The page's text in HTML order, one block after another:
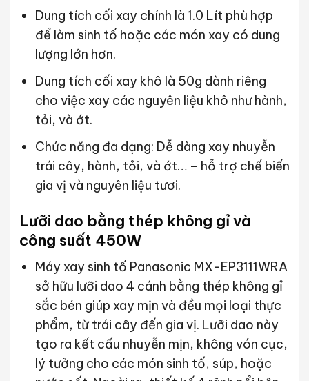
Dung tích cối xay chính là 1.0 Lít phù hợp
để làm sinh tố hoặc các món xay có dung
lượng lớn hơn.
Dung tích cối xay khô là 50g dành riêng
cho việc xay các nguyên liệu khô như hành,
tỏi, và ớt.
Chức năng đa dạng: Dễ dàng xay nhuyễn
trái cây, hành, tỏi, và ớt… – hỗ trợ chế biến
gia vị và nguyên liệu tươi.
Lưỡi dao bằng thép không gỉ và
công suất 450W
Máy xay sinh tố Panasonic MX-EP3111WRA
sở hữu lưỡi dao 4 cánh bằng thép không gỉ
sắc bén giúp xay mịn và đều mọi loại thực
phẩm, từ trái cây đến gia vị. Lưỡi dao này
tạo ra kết cấu nhuyễn mịn, không vón cục,
lý tưởng cho các món sinh tố, súp, hoặc